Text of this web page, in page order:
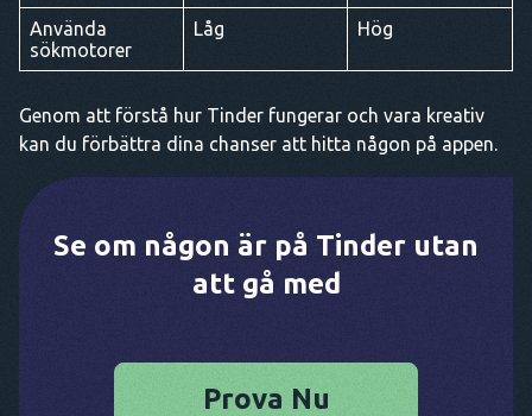
Använda
sökmotorer
Låg Hög
Genom att förstå hur Tinder fungerar och vara kreativ
kan du förbättra dina chanser att hitta någon på appen.
Se om någon är på Tinder utan
att gå med
Prova Nu